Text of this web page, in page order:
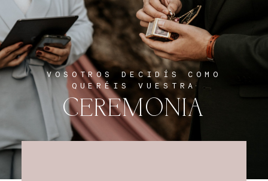
CEREMONIAS
TARIFAS
CONTACTO
VOSOTROS DECIDÍS COMO
QUERÉIS VUESTRA
CEREMONIA